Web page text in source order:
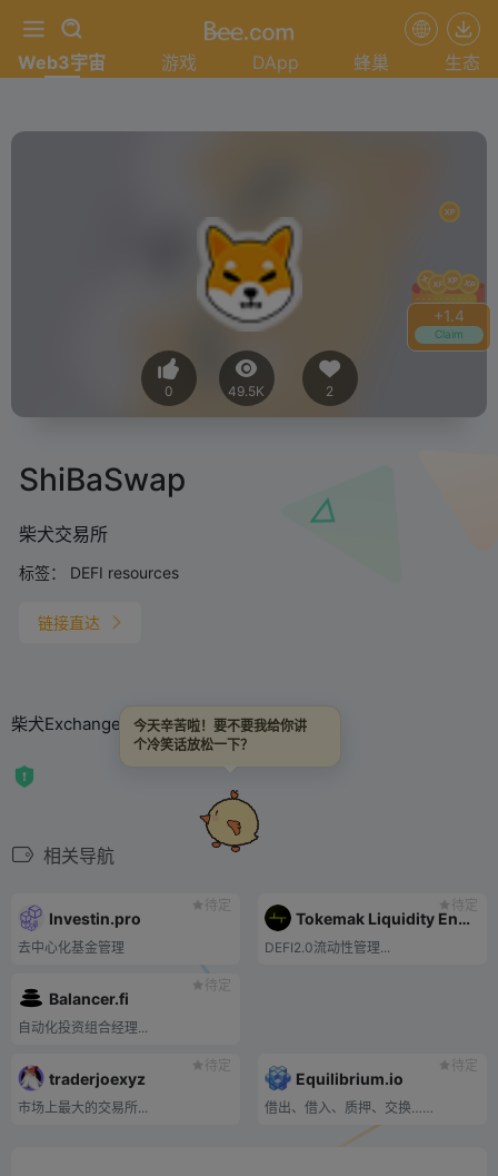
+1.4
Claim
Web3宇宙 游戏 DApp 蜂巢 生态
0 49.5K 2
ShiBaSwap
柴犬交易所
标签： DEFI resources
链接直达
柴犬Exchanges
相关导航
待定
Investin.pro
去中心化基金管理
待定
Tokemak Liquidity Engine
DEFI2.0流动性管理...
待定
Balancer.fi
自动化投资组合经理...
待定
traderjoexyz
市场上最大的交易所...
待定
Equilibrium.io
借出、借入、质押、交换……
今天辛苦啦！要不要我给你讲
个冷笑话放松一下？